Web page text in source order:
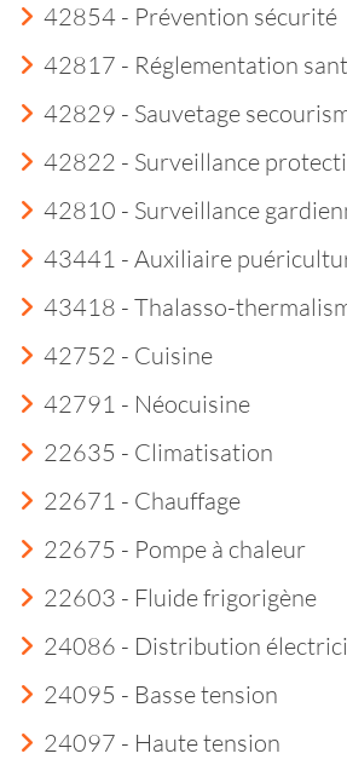
42854 - Prévention sécurité
42817 - Réglementation
42829 - Sauvetage
42822 - Surveillance
42810 - Surveillance
43441 - Auxiliaire
43418 - Thalasso-
42752 - Cuisine
42791 - Néocuisine
22635 - Climatisation
22671 - Chauffage
22675 - Pompe à chaleur
22603 - Fluide frigorigène
24086 - Distribution
24095 - Basse tension
24097 - Haute tension